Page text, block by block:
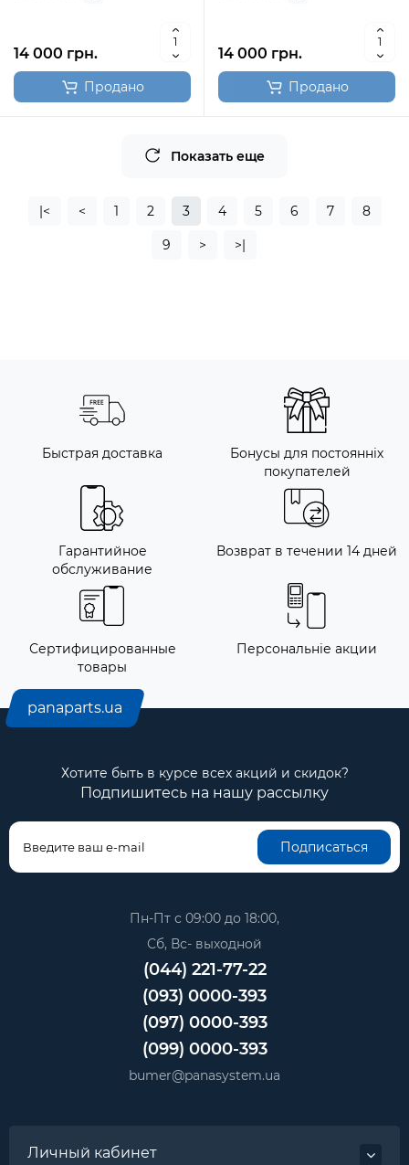
14 000 грн.
Продано
14 000 грн.
Продано
Показать еще
|< < 1 2 3 4 5 6 7 8
9 > >|
Быстрая доставка
Бонусы для постоянніх
покупателей
Гарантийное
обслуживание
Возврат в течении 14 дней
Сертифицированные
товары
Персональніе акции
panaparts.ua
Хотите быть в курсе всех акций и скидок?
Подпишитесь на нашу рассылку
Подписаться
Пн-Пт с 09:00 до 18:00,
Сб, Вс- выходной
(044) 221-77-22
(093) 0000-393
(097) 0000-393
(099) 0000-393
bumer@panasystem.ua
Личный кабинет